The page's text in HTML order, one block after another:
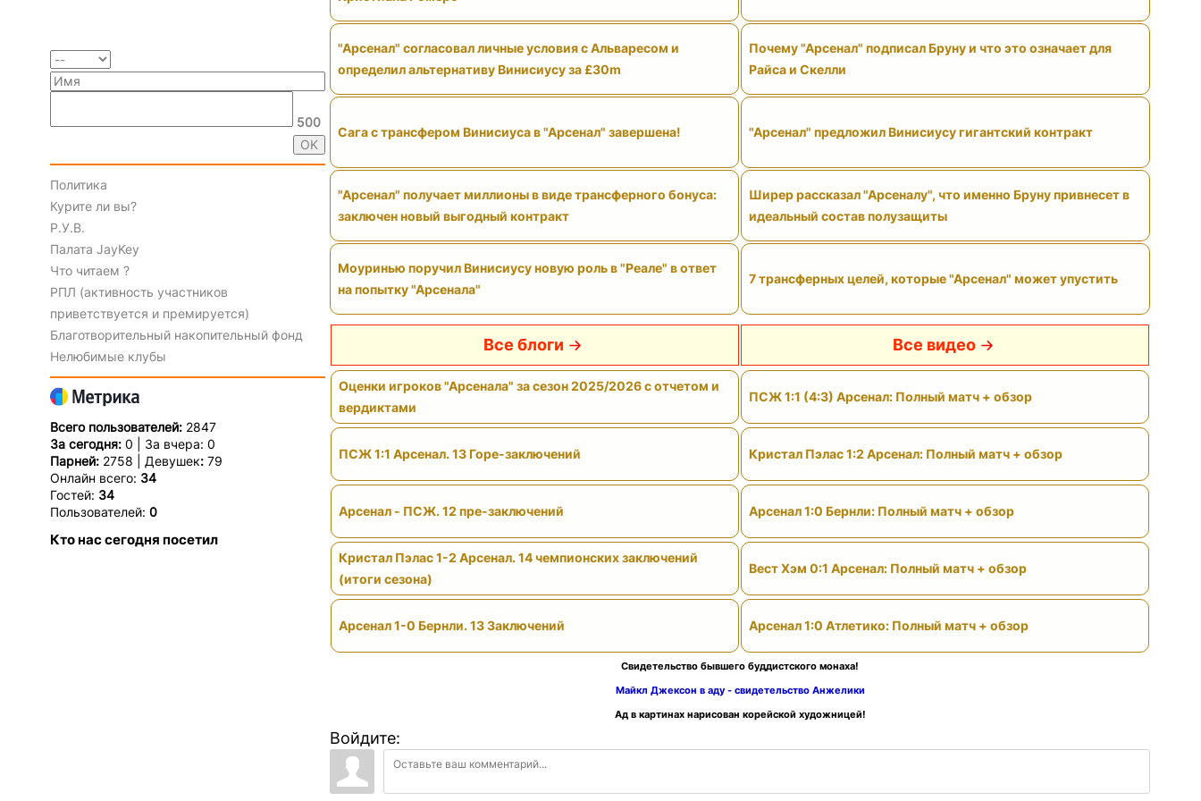
500
Политика
Курите ли вы?
Р.У.В.
Палата JayKey
Что читаем ?
РПЛ (активность участников
приветствуется и премируется)
Благотворительный накопительный фонд
Нелюбимые клубы
Всего пользователей: 2847
За сегодня: 0 | За вчера: 0
Парней: 2758 | Девушек:79
Онлайн всего: 34
Гостей: 34
Пользователей: 0
Кто нас сегодня посетил
"Арсенал" согласовал личные условия с Альваресом и
определил альтернативу Винисиусу за £30m
Почему "Арсенал" подписал Бруну и что это означает для
Райса и Скелли
Сага с трансфером Винисиуса в "Арсенал" завершена! "Арсенал" предложил Винисиусу гигантский контракт
"Арсенал" получает миллионы в виде трансферного бонуса:
заключен новый выгодный контракт
Ширер рассказал "Арсеналу", что именно Бруну привнесет в
идеальный состав полузащиты
Моуринью поручил Винисиусу новую роль в "Реале" в ответ
на попытку "Арсенала"
7 трансферных целей, которые "Арсенал" может упустить
Все блоги
Оценки игроков "Арсенала" за сезон 2025/2026 с отчетом и
вердиктами
ПСЖ 1:1 Арсенал. 13 Горе-заключений
Арсенал - ПСЖ. 12 пре-заключений
Кристал Пэлас 1-2 Арсенал. 14 чемпионских заключений
(итоги сезона)
Арсенал 1-0 Бернли. 13 Заключений
Все видео
ПСЖ 1:1 (4:3) Арсенал: Полный матч + обзор
Кристал Пэлас 1:2 Арсенал: Полный матч + обзор
Арсенал 1:0 Бернли: Полный матч + обзор
Вест Хэм 0:1 Арсенал: Полный матч + обзор
Арсенал 1:0 Атлетико: Полный матч + обзор
Свидетельство бывшего буддистского монаха!
Майкл Джексон в аду - свидетельство Анжелики
Ад в картинах нарисован корейской художницей!
Войдите: